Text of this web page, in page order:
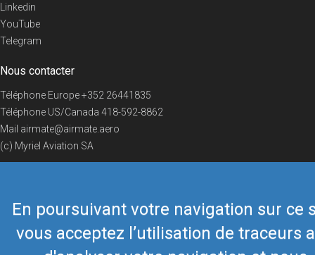
En poursuivant votre navigation sur ce
vous acceptez l’utilisation de traceurs
Linkedin
YouTube
Telegram
Nous contacter
Téléphone Europe+352 26441835
Téléphone US/Canada 418-592-8862
Mail airmate@airmate.aero
(c) Myriel Aviation SA
© 2019 Airmate - Conditions d'utilisation Vie privée Back to top